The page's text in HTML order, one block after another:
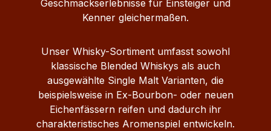
Geschmackserlebnisse für Einsteiger und
Kenner gleichermaßen.
Unser Whisky-Sortiment umfasst sowohl
klassische Blended Whiskys als auch
ausgewählte Single Malt Varianten, die
beispielsweise in Ex-Bourbon- oder neuen
Eichenfässern reifen und dadurch ihr
charakteristisches Aromenspiel entwickeln.